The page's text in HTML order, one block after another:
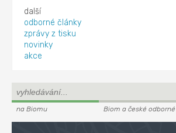
další
odborné články
zprávy z tisku
novinky
akce
na Biomu Biom a české